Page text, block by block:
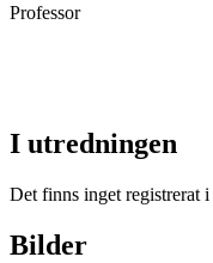
Professor
I utredningen
Det finns inget registrerat
Bilder